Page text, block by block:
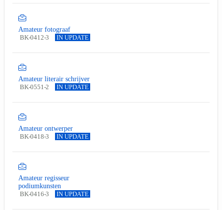
Amateur fotograaf
BK-0412-3
IN UPDATE
Amateur literair schrijver
BK-0551-2
IN UPDATE
Amateur ontwerper
BK-0418-3
IN UPDATE
Amateur regisseur
podiumkunsten
BK-0416-3
IN UPDATE